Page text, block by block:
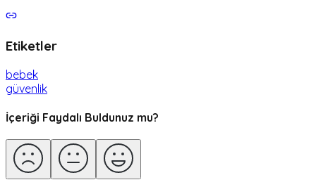
Etiketler
bebek
güvenlik
İçeriği Faydalı Buldunuz mu?